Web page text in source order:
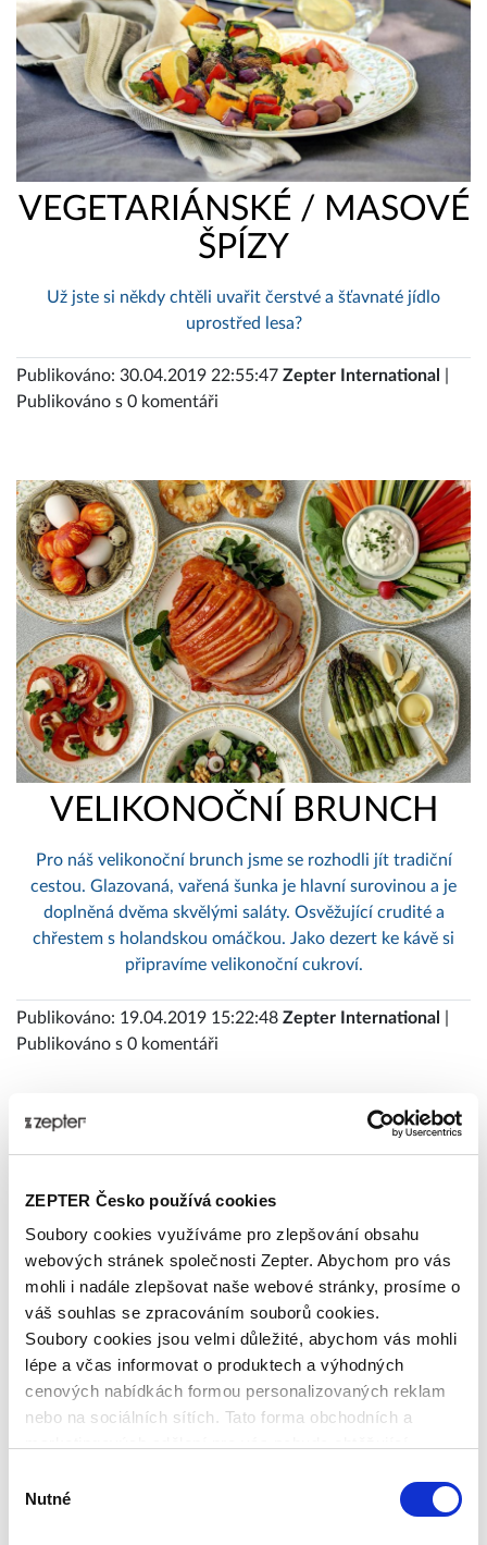
ZEPTER Česko používá cookies
Soubory cookies využíváme pro zlepšování obsahu
webových stránek společnosti Zepter. Abychom pro vás
mohli i nadále zlepšovat naše webové stránky, prosíme o
váš souhlas se zpracováním souborů cookies.
Soubory cookies jsou velmi důležité, abychom vás mohli
lépe a včas informovat o produktech a výhodných
cenových nabídkách formou personalizovaných reklam
nebo na sociálních sítích. Tato forma obchodních a
souhlasu
Nutné
VEGETARIÁNSKÉ / MASOVÉ
ŠPÍZY
Už jste si někdy chtěli uvařit čerstvé a šťavnaté jídlo
uprostřed lesa?
Publikováno: 30.04.2019 22:55:47 Zepter International
Publikováno s 0 komentáři
VELIKONOČNÍ BRUNCH
Pro náš velikonoční brunch jsme se rozhodli jít tradiční
cestou. Glazovaná, vařená šunka je hlavní surovinou a je
doplněná dvěma skvělými saláty. Osvěžující crudité a
chřestem s holandskou omáčkou. Jako dezert ke kávě si
připravíme velikonoční cukroví.
Publikováno: 19.04.2019 15:22:48 Zepter International
Publikováno s 0 komentáři
KRÉMOVÉ TĚSTOVINY S
KUŘECÍM MASEM A